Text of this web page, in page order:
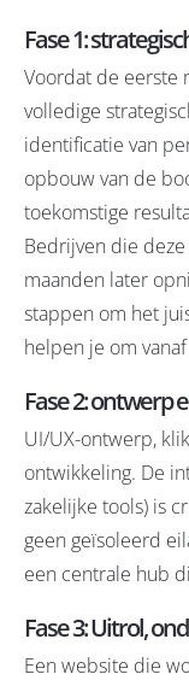
Fase 1:
Voordat de eerste
volledige
identificatie van
opbouw van de
toekomstige
Bedrijven die
maanden later
stappen om het
helpen je om
Fase 2: ontwerp
UI/UX-ontwerp,
ontwikkeling. De
zakelijke tools) is
geen geïsoleerd
een centrale hub
Fase 3: Uitrol,
Een website die